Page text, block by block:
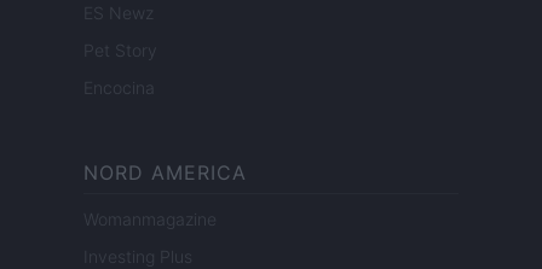
ES Newz
Pet Story
Encocina
NORD AMERICA
Womanmagazine
Investing Plus